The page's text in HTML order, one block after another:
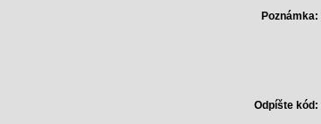
Poznámka:
Odpíšte kód: